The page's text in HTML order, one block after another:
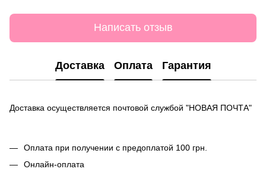
Написать отзыв
Доставка Оплата Гарантия
Доставка осуществляется почтовой службой "НОВАЯ ПОЧТА"
Оплата при получении с предоплатой 100 грн.
Онлайн-оплата